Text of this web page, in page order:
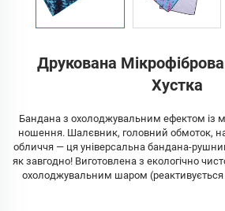
Друкована
Хустка
Бандана з охолоджувальним ефектом із
ношення. Шалєвник, головний обмоток,
обличчя — ця універсальна бандана-
як завгодно! Виготовлена ​​з екологічно
охолоджувальним шаром (реактивується